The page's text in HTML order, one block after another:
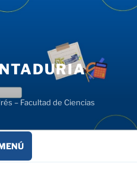
– Facultad de Ciencias